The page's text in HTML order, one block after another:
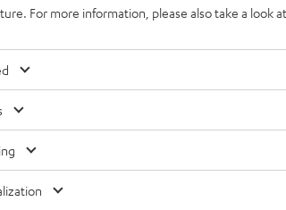
For more information, please also take a look